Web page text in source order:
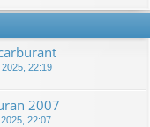
22:19
2007
22:07